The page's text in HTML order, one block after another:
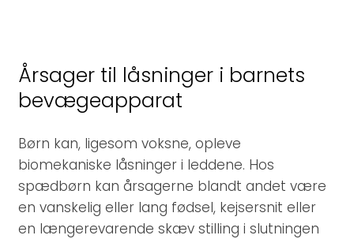
Årsager til låsninger i barnets
bevægeapparat
Børn kan, ligesom voksne, opleve
biomekaniske låsninger i leddene. Hos
spædbørn kan årsagerne blandt andet være
en vanskelig eller lang fødsel, kejsersnit eller
en længerevarende skæv stilling i slutningen